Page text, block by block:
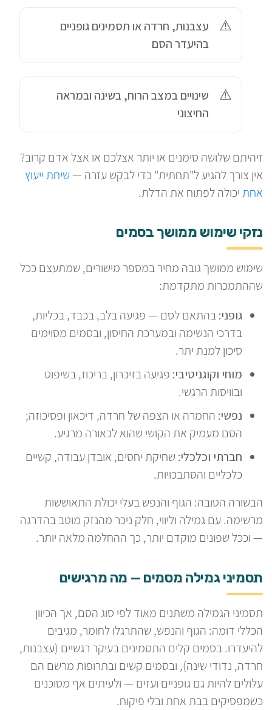
עצבנות, חרדה או תסמינים גופניים
בהיעדר הסם
שינויים במצב הרוח, בשינה ובמראה
החיצוני
זיהיתם שלושה סימנים או יותר אצלכם או אצל אדם קרוב?
אין צורך להגיע ל"תחתית" כדי לבקש עזרה —שיחת ייעוץ
אחתיכולה לפתוח את הדלת.
נזקי שימוש ממושך בסמים
שימוש ממושך גובה מחיר במספר מישורים, שמתעצם ככל
שההתמכרות מתקדמת:
גופני:בהתאם לסם — פגיעה בלב, בכבד, בכליות,
בדרכי הנשימה ובמערכת החיסון, ובסמים מסוימים
סיכון למנת יתר.
מוחי וקוגניטיבי: פגיעה בזיכרון, בריכוז, בשיפוט
ובוויסות הרגשי.
נפשי: החמרה או הצפה של חרדה, דיכאון ופסיכוזה;
הסם מעמיק את הקושי שהוא לכאורה מרגיע.
חברתי וכלכלי: שחיקת יחסים, אובדן עבודה, קשיים
כלכליים והסתבכויות.
הבשורה הטובה: הגוף והנפש בעלי יכולת התאוששות
מרשימה. עם גמילה וליווי, חלק ניכר מהנזק מוטב בהדרגה
— וככל שפונים מוקדם יותר, כך ההחלמה מלאה יותר.
תסמיני גמילה מסמים — מה מרגישים
תסמיני הגמילה משתנים מאוד לפי סוג הסם, אך הכיוון
הכללי דומה: הגוף והנפש, שהתרגלו לחומר, מגיבים
להיעדרו. בסמים קלים התסמינים בעיקר רגשיים (עצבנות,
חרדה, נדודי שינה), ובסמים קשים ובתרופות מרשם הם
עלולים להיות גם גופניים ועזים — ולעיתים אף מסוכנים
כשמפסיקים בבת אחת ובלי פיקוח.